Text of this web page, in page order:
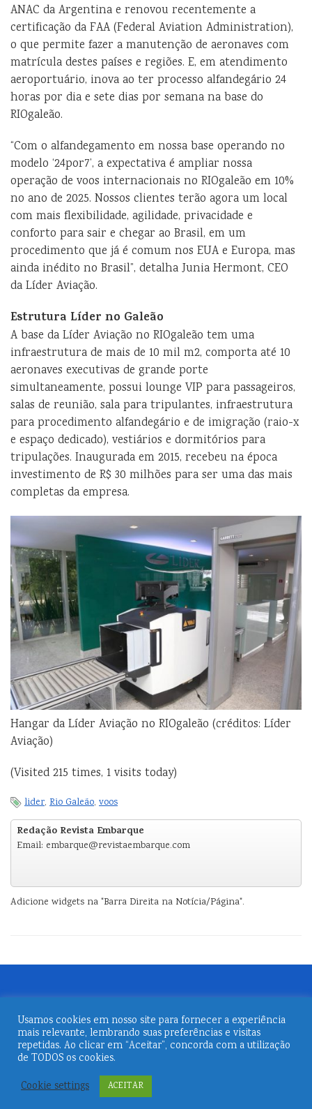
ANAC da Argentina e renovou recentemente a
certificação da FAA (Federal Aviation Administration),
o que permite fazer a manutenção de aeronaves com
matrícula destes países e regiões. E, em atendimento
aeroportuário, inova ao ter processo alfandegário 24
horas por dia e sete dias por semana na base do
RIOgaleão.
“Com o alfandegamento em nossa base operando no
modelo ‘24por7’, a expectativa é ampliar nossa
operação de voos internacionais no RIOgaleão em 10%
no ano de 2025. Nossos clientes terão agora um local
com mais flexibilidade, agilidade, privacidade e
conforto para sair e chegar ao Brasil, em um
procedimento que já é comum nos EUA e Europa, mas
ainda inédito no Brasil”, detalha Junia Hermont, CEO
da Líder Aviação.
Estrutura Líder no Galeão
A base da Líder Aviação no RIOgaleão tem uma
infraestrutura de mais de 10 mil m2, comporta até 10
aeronaves executivas de grande porte
simultaneamente, possui lounge VIP para passageiros,
salas de reunião, sala para tripulantes, infraestrutura
para procedimento alfandegário e de imigração (raio-x
e espaço dedicado), vestiários e dormitórios para
tripulações. Inaugurada em 2015, recebeu na época
investimento de R$ 30 milhões para ser uma das mais
completas da empresa.
Hangar da Líder Aviação no RIOgaleão (créditos: Líder
Aviação)
(Visited 215 times, 1 visits today)
lider, Rio Galeão, voos
Redação Revista Embarque
Email: embarque@revistaembarque.com
Adicione widgets na "Barra Direita na Notícia/Página".
© 2026Revista Embarque
Usamos cookies em nosso site para fornecer a experiência
mais relevante, lembrando suas preferências e visitas
repetidas. Ao clicar em “Aceitar”, concorda com a utilização
de TODOS os cookies.
Cookie settings
ACEITAR